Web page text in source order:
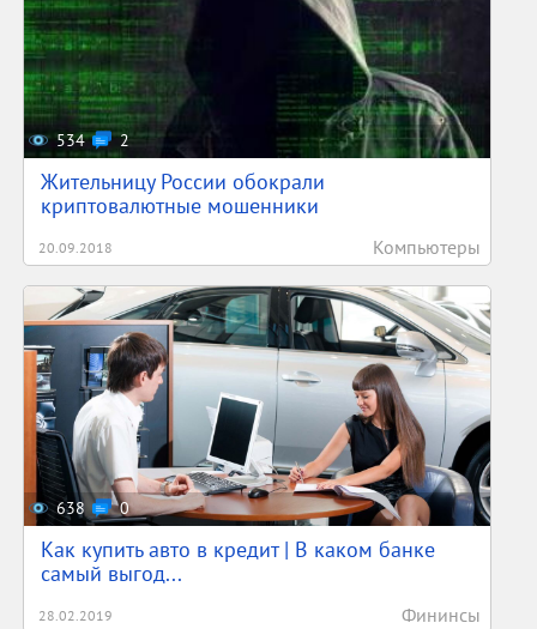
534 2
Жительницу России обокрали
криптовалютные мошенники
20.09.2018 Компьютеры
638 0
Как купить авто в кредит | В каком банке
самый выгод...
28.02.2019 Фининсы